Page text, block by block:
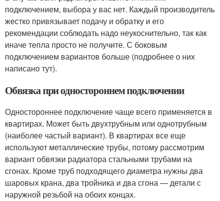
подключением, выбора у вас нет. Каждый производитель
жестко привязывает подачу и обратку и его
рекомендации соблюдать надо неукоснительно, так как
иначе тепла просто не получите. С боковым
подключением вариантов больше (подробнее о них
написано тут).
Обвязка при одностороннем подключении
Одностороннее подключение чаще всего применяется в
квартирах. Может быть двухтрубным или однотрубным
(наиболее частый вариант). В квартирах все еще
используют металлические трубы, потому рассмотрим
вариант обвязки радиатора стальными трубами на
сгонах. Кроме труб подходящего диаметра нужны два
шаровых крана, два тройника и два сгона — детали с
наружной резьбой на обоих концах.